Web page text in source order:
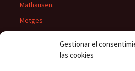
Gestionar el
las cookies
Mathausen.
Metges